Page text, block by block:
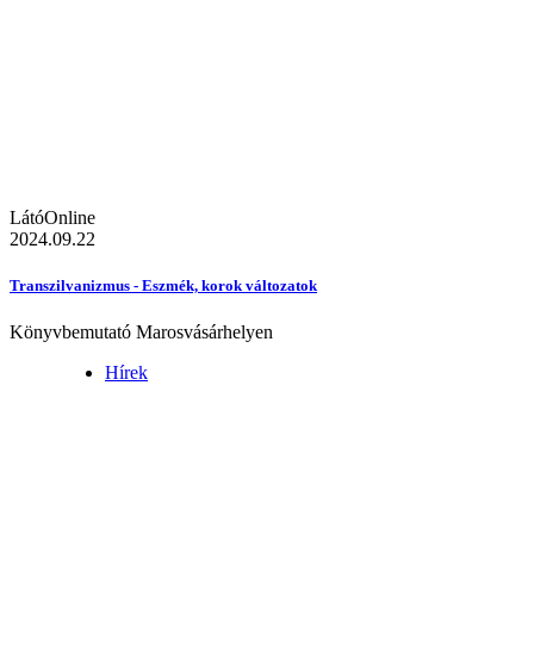
LátóOnline
2024.09.22
Transzilvanizmus - Eszmék, korok változatok
Könyvbemutató Marosvásárhelyen
Hírek